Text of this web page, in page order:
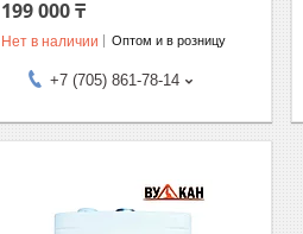
199 000 ₸
Нет в наличии Оптом и в розницу
+7 (705) 861-78-14